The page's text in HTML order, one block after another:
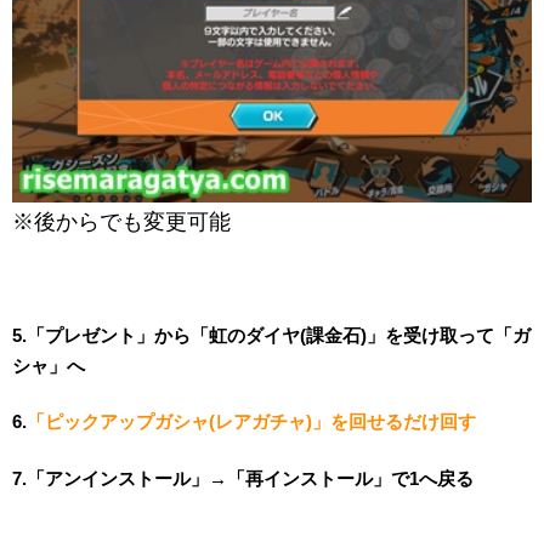
※後からでも変更可能
5.「プレゼント」から「虹のダイヤ(課金石)」を受け取って「ガ
シャ」へ
6. 「ピックアップガシャ(レアガチャ)」を回せるだけ回す
7.「アンインストール」→「再インストール」で1へ戻る